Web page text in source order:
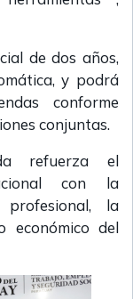
de dos años,
y podrá
conforme
conjuntas.
refuerza el
con la
la
económico del